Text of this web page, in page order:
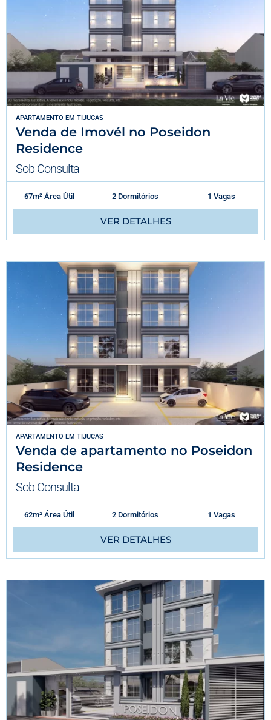
APARTAMENTO EM TIJUCAS
Venda de Imovél no Poseidon
Residence
Sob Consulta
67m² Área Útil 2 Dormitórios 1 Vagas
VER DETALHES
APARTAMENTO EM TIJUCAS
Venda de apartamento no Poseidon
Residence
Sob Consulta
62m² Área Útil 2 Dormitórios 1 Vagas
VER DETALHES